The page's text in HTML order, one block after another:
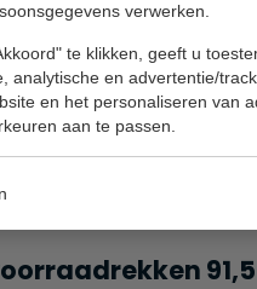
verwerken.
te klikken, geeft u
analytische en advertentie/
en het personaliseren van
aan te passen.